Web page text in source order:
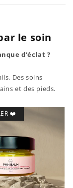
le soin
d'éclat ?
Des soins
et des pieds.
❤️